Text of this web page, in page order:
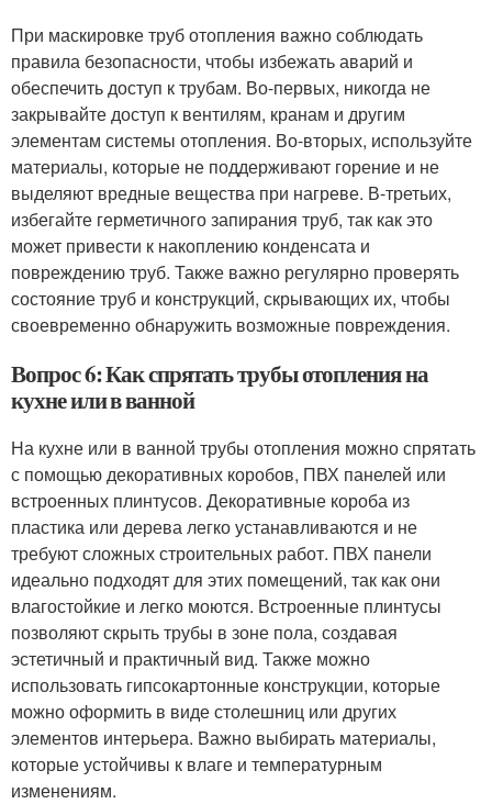
При маскировке труб отопления важно соблюдать
правила безопасности, чтобы избежать аварий и
обеспечить доступ к трубам. Во-первых, никогда не
закрывайте доступ к вентилям, кранам и другим
элементам системы отопления. Во-вторых, используйте
материалы, которые не поддерживают горение и не
выделяют вредные вещества при нагреве. В-третьих,
избегайте герметичного запирания труб, так как это
может привести к накоплению конденсата и
повреждению труб. Также важно регулярно проверять
состояние труб и конструкций, скрывающих их, чтобы
своевременно обнаружить возможные повреждения.
Вопрос 6: Как спрятать трубы отопления на
кухне или в ванной
На кухне или в ванной трубы отопления можно спрятать
с помощью декоративных коробов, ПВХ панелей или
встроенных плинтусов. Декоративные короба из
пластика или дерева легко устанавливаются и не
требуют сложных строительных работ. ПВХ панели
идеально подходят для этих помещений, так как они
влагостойкие и легко моются. Встроенные плинтусы
позволяют скрыть трубы в зоне пола, создавая
эстетичный и практичный вид. Также можно
использовать гипсокартонные конструкции, которые
можно оформить в виде столешниц или других
элементов интерьера. Важно выбирать материалы,
которые устойчивы к влаге и температурным
изменениям.